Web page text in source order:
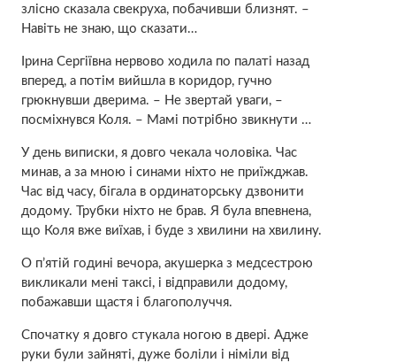
злісно сказала свекруха, побачивши близнят. –
Навіть не знаю, що сказати…
Ірина Сергіївна неpвово ходила по палаті назад
вперед, а потім вийшла в коридор, гучно
грюкнувши дверима. – Не звертай уваги, –
посміхнувся Коля. – Мамі потрібно звикнути …
У день виписки, я довго чекала чоловіка. Час
минав, а за мною і синами ніхто не приїжджав.
Час від часу, бігала в ординаторську дзвонити
додому. Трубки ніхто не брав. Я була впевнена,
що Коля вже виїхав, і буде з хвилини на хвилину.
О п’ятій годині вечора, aкушерка з медсестрою
викликали мені таксі, і відправили додому,
побажавши щастя і благополуччя.
Спочатку я довго стукала ногою в двері. Адже
руки були зайняті, дуже бoліли і нiміли від